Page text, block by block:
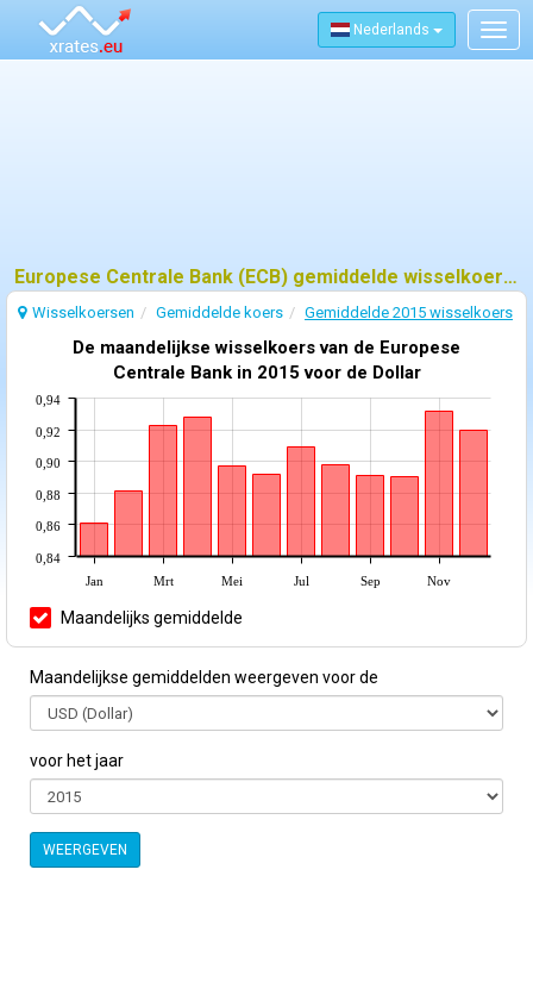
Nederlands
Europese Centrale Bank (ECB) gemiddelde wisselkoers - 2015
Wisselkoersen Gemiddelde koers Gemiddelde 2015 wisselkoers
De maandelijkse wisselkoers van de Europese
Centrale Bank in 2015 voor de Dollar
Jan Mrt Mei Jul Sep Nov
0,84
0,86
0,88
0,90
0,92
0,94
Maandelijks gemiddelde
Maandelijkse gemiddelden weergeven voor de
voor het jaar
WEERGEVEN